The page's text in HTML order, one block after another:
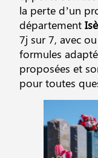
la perte d’un
département
7j sur 7, avec
formules
proposées et
pour toutes